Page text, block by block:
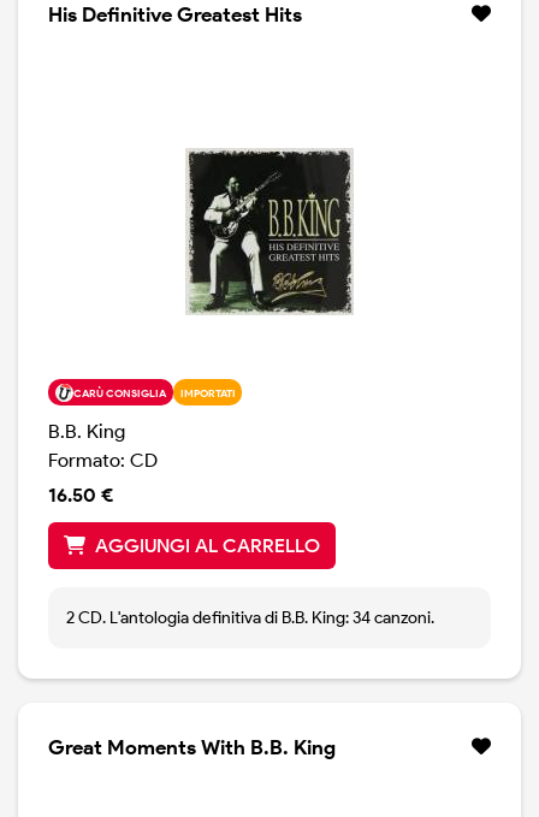
His Definitive Greatest Hits
CARÙ CONSIGLIA IMPORTATI
B.B. King
Formato: CD
16.50 €
AGGIUNGI AL CARRELLO
2 CD. L'antologia definitiva di B.B. King: 34 canzoni.
Great Moments With B.B. King